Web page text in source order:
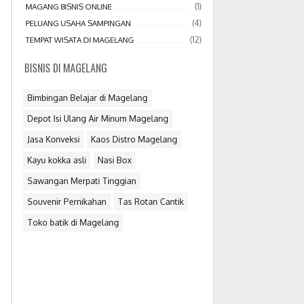
MAGANG BISNIS ONLINE (1)
PELUANG USAHA SAMPINGAN (4)
TEMPAT WISATA DI MAGELANG (12)
BISNIS DI MAGELANG
Bimbingan Belajar di Magelang
Depot Isi Ulang Air Minum Magelang
Jasa Konveksi Kaos Distro Magelang
Kayu kokka asli Nasi Box
Sawangan Merpati Tinggian
Souvenir Pernikahan Tas Rotan Cantik
Toko batik di Magelang